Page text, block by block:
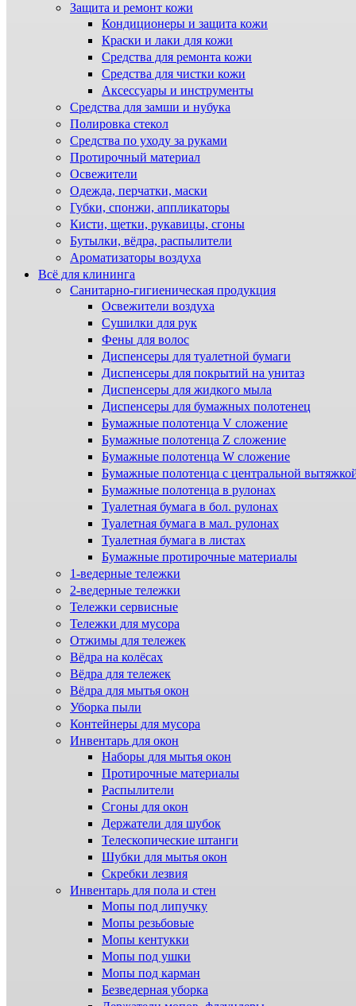
Защита и ремонт кожи
Кондиционеры и защита кожи
Краски и лаки для кожи
Средства для ремонта кожи
Средства для чистки кожи
Аксессуары и инструменты
Средства для замши и нубука
Полировка стекол
Средства по уходу за руками
Протирочный материал
Освежители
Одежда, перчатки, маски
Губки, спонжи, аппликаторы
Кисти, щетки, рукавицы, сгоны
Бутылки, вёдра, распылители
Ароматизаторы воздуха
Всё для клининга
Санитарно-гигиеническая продукция
Освежители воздуха
Сушилки для рук
Фены для волос
Диспенсеры для туалетной бумаги
Диспенсеры для покрытий на унитаз
Диспенсеры для жидкого мыла
Диспенсеры для бумажных полотенец
Бумажные полотенца V сложение
Бумажные полотенца Z сложение
Бумажные полотенца W сложение
Бумажные полотенца с центральной
Бумажные полотенца в рулонах
Туалетная бумага в бол. рулонах
Туалетная бумага в мал. рулонах
Туалетная бумага в листах
Бумажные протирочные материалы
1-ведерные тележки
2-ведерные тележки
Тележки сервисные
Тележки для мусора
Отжимы для тележек
Вёдра на колёсах
Вёдра для тележек
Вёдра для мытья окон
Уборка пыли
Контейнеры для мусора
Инвентарь для окон
Наборы для мытья окон
Протирочные материалы
Распылители
Сгоны для окон
Держатели для шубок
Телескопические штанги
Шубки для мытья окон
Скребки лезвия
Инвентарь для пола и стен
Мопы под липучку
Мопы резьбовые
Мопы кентукки
Мопы под ушки
Мопы под карман
Безведерная уборка